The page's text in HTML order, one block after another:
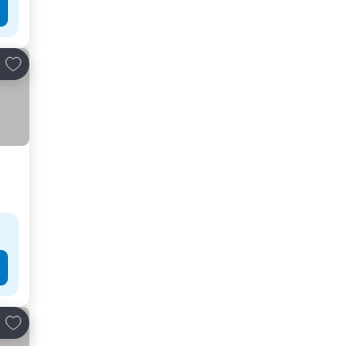
Zu Favoriten hinzufügen
Zu Favoriten hinzufügen